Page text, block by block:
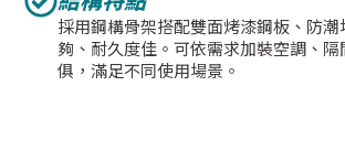
採用鋼構骨架搭配雙面烤漆鋼板、防潮
夠、耐久度佳。可依需求加裝空調、
俱，滿足不同使用場景。